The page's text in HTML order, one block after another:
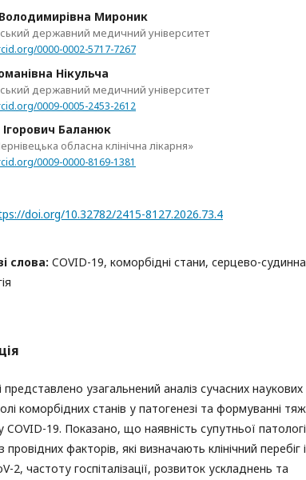
Мироник
державний медичний університет
0000-0002-5717-7267
Нікульча
державний медичний університет
0009-0005-2453-2612
Ігорович Баланюк
обласна клінічна лікарня»
0009-0000-8169-1381
doi.org/10.32782/2415-8127.2026.73.4
слова: COVID-19, коморбідні стани, серцево-судинна
представлено узагальнений аналіз сучасних
коморбідних станів у патогенезі та формуванні
COVID-19. Показано, що наявність супутньої
провідних факторів, які визначають клінічний перебіг
2, частоту госпіталізації, розвиток ускладнень та